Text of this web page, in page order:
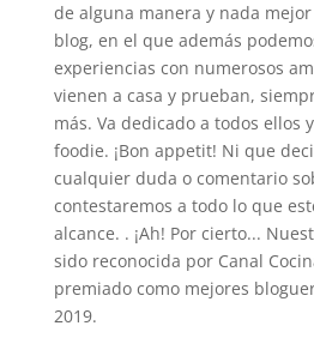
de alguna manera y nada
blog, en el que además
experiencias con numerosos
vienen a casa y prueban,
más. Va dedicado a todos ellos
foodie. ¡Bon appetit! Ni que
cualquier duda o comentario
contestaremos a todo lo que
alcance. . ¡Ah! Por cierto...
sido reconocida por Canal
premiado como mejores
2019.